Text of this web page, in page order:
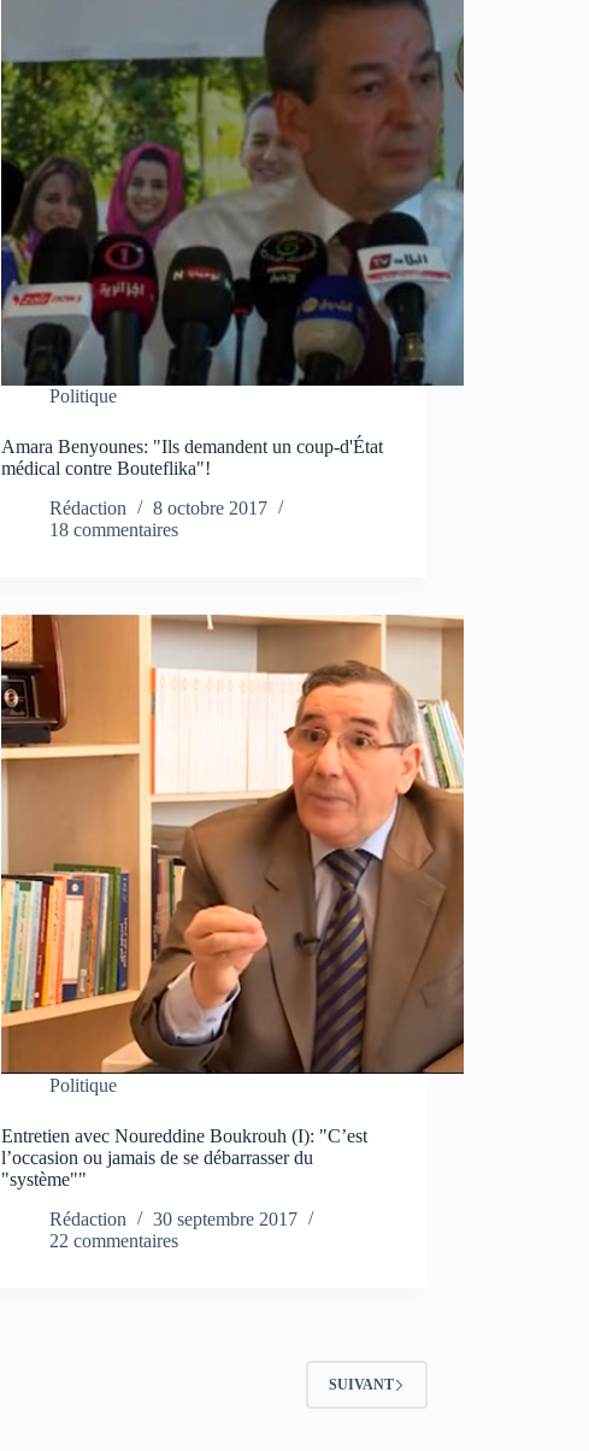
Politique
Amara Benyounes: "Ils demandent un coup-d'État
médical contre Bouteflika"!
Rédaction
8 octobre 2017
18 commentaires
Politique
Entretien avec Noureddine Boukrouh (I): "C’est
l’occasion ou jamais de se débarrasser du
"système""
Rédaction
30 septembre 2017
22 commentaires
SUIVANT